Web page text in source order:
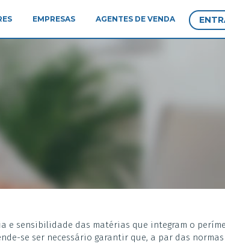
EMPRESAS AGENTES DE VENDA
e sensibilidade das matérias que integram o
se ser necessário garantir que, a par das